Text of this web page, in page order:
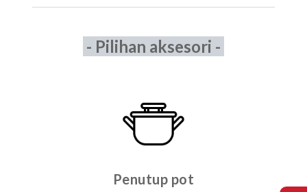
- Pilihan aksesori -
Penutup pot